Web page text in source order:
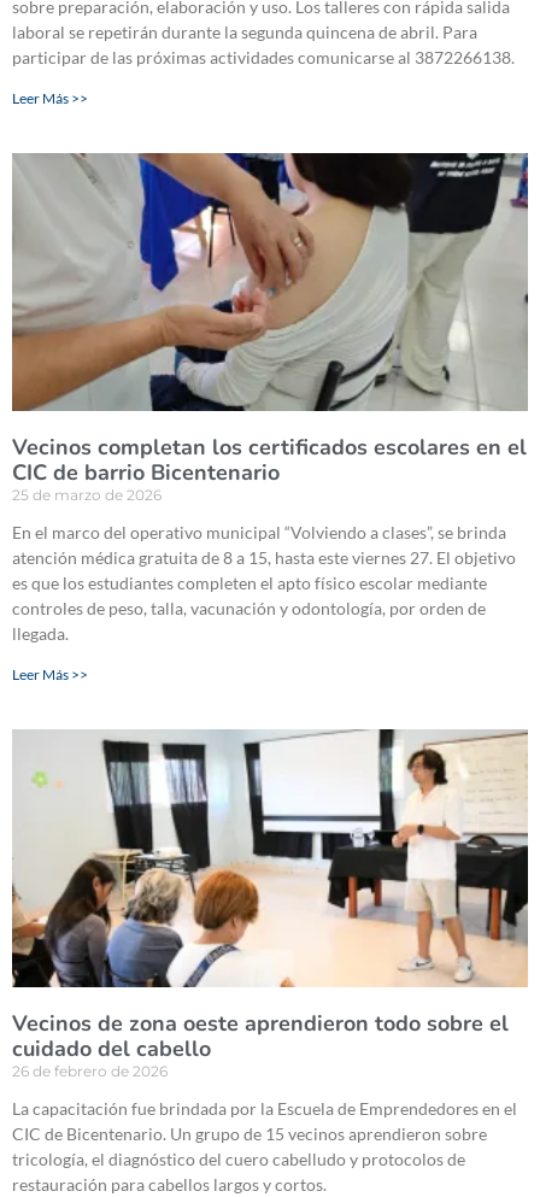
sobre preparación, elaboración y uso. Los talleres con rápida salida
laboral se repetirán durante la segunda quincena de abril. Para
participar de las próximas actividades comunicarse al 3872266138.
Leer Más >>
Vecinos completan los certificados escolares en el
CIC de barrio Bicentenario
25 de marzo de 2026
En el marco del operativo municipal “Volviendo a clases”, se brinda
atención médica gratuita de 8 a 15, hasta este viernes 27. El objetivo
es que los estudiantes completen el apto físico escolar mediante
controles de peso, talla, vacunación y odontología, por orden de
llegada.
Leer Más >>
Vecinos de zona oeste aprendieron todo sobre el
cuidado del cabello
26 de febrero de 2026
La capacitación fue brindada por la Escuela de Emprendedores en el
CIC de Bicentenario. Un grupo de 15 vecinos aprendieron sobre
tricología, el diagnóstico del cuero cabelludo y protocolos de
restauración para cabellos largos y cortos.